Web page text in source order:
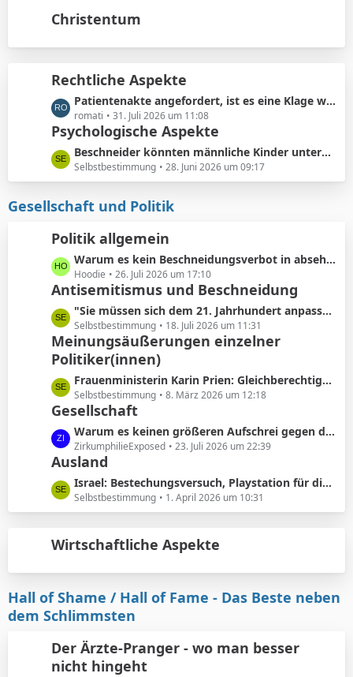
e
t
ä
g
e
t
i
t
r
ä
g
e
Christentum
Rechtliche Aspekte
L
e
t
z
t
e
e
t
r
ä
g
e
Patientenakte angefordert, ist es eine Klage wert?
romati 31. Juli 2026 um 11:08
Psychologische Aspekte
L
e
t
t
e
B
e
i
t
r
ä
g
e
Beschneider könnten männliche Kinder unterbewusst als ihre künftigen Konkurrenten bei der Partnersuche wahrnehmen.
Selbstbestimmung 28. Juni 2026 um 09:17
Gesellschaft und Politik
Politik allgemein
L
e
t
z
t
e
B
e
i
r
ä
g
e
Warum es kein Beschneidungsverbot in absehbarer Zukunft geben wird: Vermeidung von Schmerzensgeld.
Hoodie 26. Juli 2026 um 17:10
Antisemitismus und Beschneidung
L
e
t
z
e
B
e
i
r
ä
g
e
"Sie müssen sich dem 21. Jahrhundert anpassen"
Selbstbestimmung 18. Juli 2026 um 11:31
Meinungsäußerungen einzelner
Politiker(innen)
L
e
t
z
t
e
e
r
ä
g
Frauenministerin Karin Prien: Gleichberechtigung sei ..kein nettes Zugeständnis ..sondern ein Verfassungsauftrag
Selbstbestimmung 8. März 2026 um 12:18
Gesellschaft
L
e
t
z
t
e
e
t
r
ä
g
Warum es keinen größeren Aufschrei gegen die Vorhautbeschneidung gibt.
ZirkumphilieExposed 23. Juli 2026 um 22:39
Ausland
L
e
t
t
B
e
t
r
ä
g
Israel: Bestechungsversuch, Playstation für die werdenden Eltern
Selbstbestimmung 1. April 2026 um 10:31
Wirtschaftliche Aspekte
Hall of Shame / Hall of Fame - Das Beste neben
dem Schlimmsten
Der Ärzte-Pranger - wo man besser
nicht hingeht